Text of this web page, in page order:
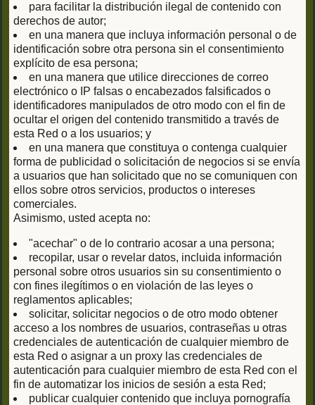
para facilitar la distribución ilegal de contenido con
derechos de autor;
en una manera que incluya información personal o de
identificación sobre otra persona sin el consentimiento
explícito de esa persona;
en una manera que utilice direcciones de correo
electrónico o IP falsas o encabezados falsificados o
identificadores manipulados de otro modo con el fin de
ocultar el origen del contenido transmitido a través de
esta Red o a los usuarios; y
en una manera que constituya o contenga cualquier
forma de publicidad o solicitación de negocios si se envía
a usuarios que han solicitado que no se comuniquen con
ellos sobre otros servicios, productos o intereses
comerciales.
Asimismo, usted acepta no:
"acechar" o de lo contrario acosar a una persona;
recopilar, usar o revelar datos, incluida información
personal sobre otros usuarios sin su consentimiento o
con fines ilegítimos o en violación de las leyes o
reglamentos aplicables;
solicitar, solicitar negocios o de otro modo obtener
acceso a los nombres de usuarios, contraseñas u otras
credenciales de autenticación de cualquier miembro de
esta Red o asignar a un proxy las credenciales de
autenticación para cualquier miembro de esta Red con el
fin de automatizar los inicios de sesión a esta Red;
publicar cualquier contenido que incluya pornografía